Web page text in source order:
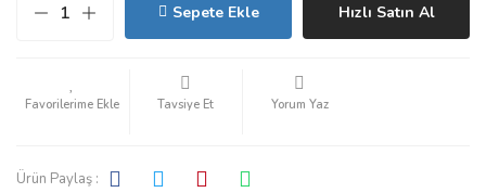
Sepete Ekle Hızlı Satın Al
Tavsiye Et Yorum Yaz
Ürün Paylaş :